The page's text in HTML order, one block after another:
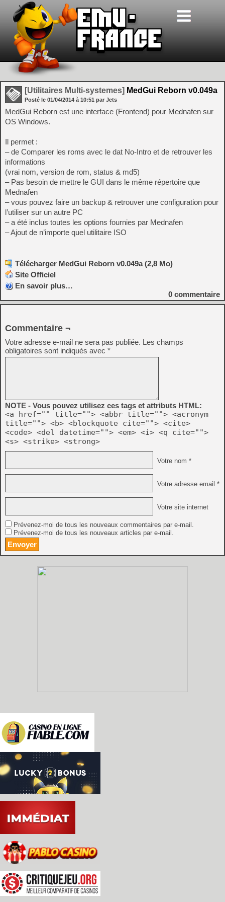
[Utilitaires Multi-systemes] MedGui Reborn v0.049a
Posté le 01/04/2014 à 10:51 par Jets
MedGui Reborn est une interface (Frontend) pour Mednafen sur
OS Windows.
Il permet :
– de Comparer les roms avec le dat No-Intro et de retrouver les
informations
(vrai nom, version de rom, status & md5)
– Pas besoin de mettre le GUI dans le même répertoire que
Mednafen
– vous pouvez faire un backup & retrouver une configuration pour
l’utiliser sur un autre PC
– a été inclus toutes les options fournies par Mednafen
– Ajout de n’importe quel utilitaire ISO
Télécharger MedGui Reborn v0.049a (2,8 Mo)
Site Officiel
En savoir plus…
0 commentaire
Commentaire ¬
Votre adresse e-mail ne sera pas publiée. Les champs
obligatoires sont indiqués avec *
NOTE - Vous pouvez utilisez ces tags et attributs HTML:
<a href="" title=""> <abbr title=""> <acronym
title=""> <b> <blockquote cite=""> <cite>
<code> <del datetime=""> <em> <i> <q cite="">
<s> <strike> <strong>
Votre nom *
Votre adresse email *
Votre site internet
Prévenez-moi de tous les nouveaux commentaires par e-mail.
Prévenez-moi de tous les nouveaux articles par e-mail.